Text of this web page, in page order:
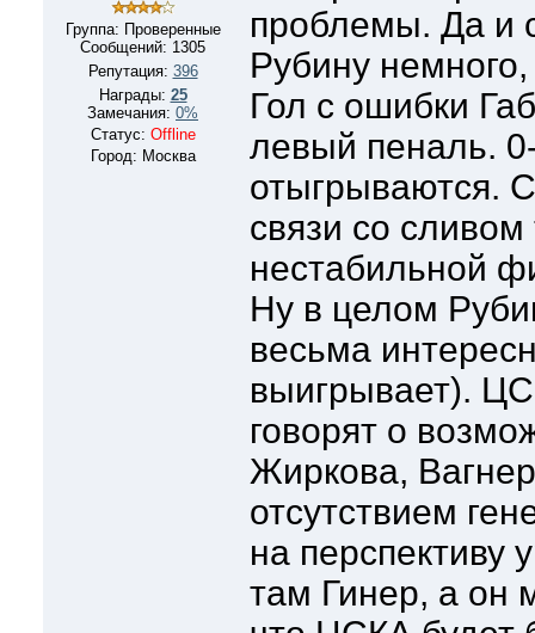
Группа: Проверенные
Сообщений: 1305
Репутация: 396
Награды: 25
Замечания: 0%
Статус: Offline
Город: Москва
проблемы. Да и
Рубину
Гол с ошибки
левый пеналь.
отыгрываются.
связи со
нестабильной
Ну в целом
весьма
выигрывает).
говорят о
Жиркова,
отсутствием
на перспективу
там Гинер, а он